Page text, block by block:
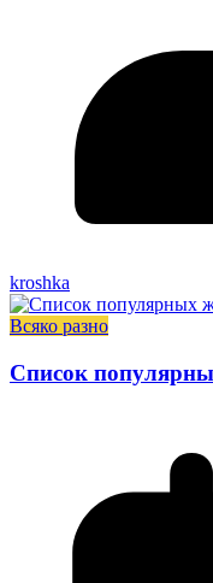
kroshka
Всяко разно
Список